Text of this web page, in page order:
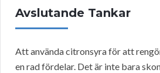
Avslutande Tankar
Att använda citronsyra för att
en rad fördelar. Det är inte bara